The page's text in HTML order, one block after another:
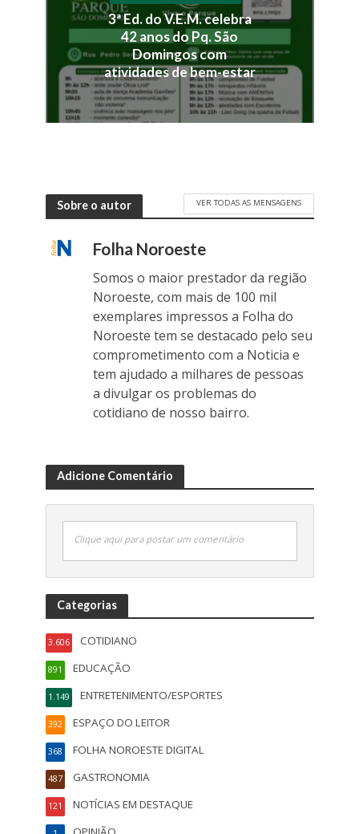
3ª Ed. do V.E.M. celebra
42 anos do Pq. São
Domingos com
atividades de bem-estar
Sobre o autor VER TODAS AS MENSAGENS
Folha Noroeste
Somos o maior prestador da região
Noroeste, com mais de 100 mil
exemplares impressos a Folha do
Noroeste tem se destacado pelo seu
comprometimento com a Noticia e
tem ajudado a milhares de pessoas
a divulgar os problemas do
cotidiano de nosso bairro.
Adicione Comentário
Clique aqui para postar um comentário
Categorias
COTIDIANO
3.606
EDUCAÇÃO
891
ENTRETENIMENTO/ESPORTES
1.149
ESPAÇO DO LEITOR
392
FOLHA NOROESTE DIGITAL
368
GASTRONOMIA
487
NOTÍCIAS EM DESTAQUE
121